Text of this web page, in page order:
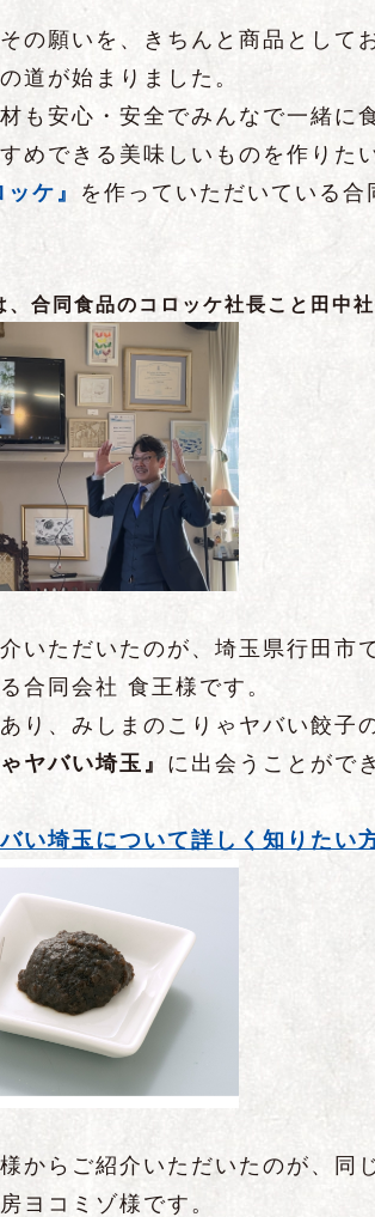
の願いを、きちんと商品として
道が始まりました。
も安心・安全でみんなで一緒に
めできる美味しいものを作りた
ケ』 を作っていただいている
、合同食品のコロッケ社長こと田中
いただいたのが、埼玉県行田市
合同会社 食王様です。
り、みしまのこりゃヤバい餃子
ヤバい埼玉』 に出会うことがで
い埼玉について詳しく知りたい
からご紹介いただいたのが、同
ヨコミゾ様です。